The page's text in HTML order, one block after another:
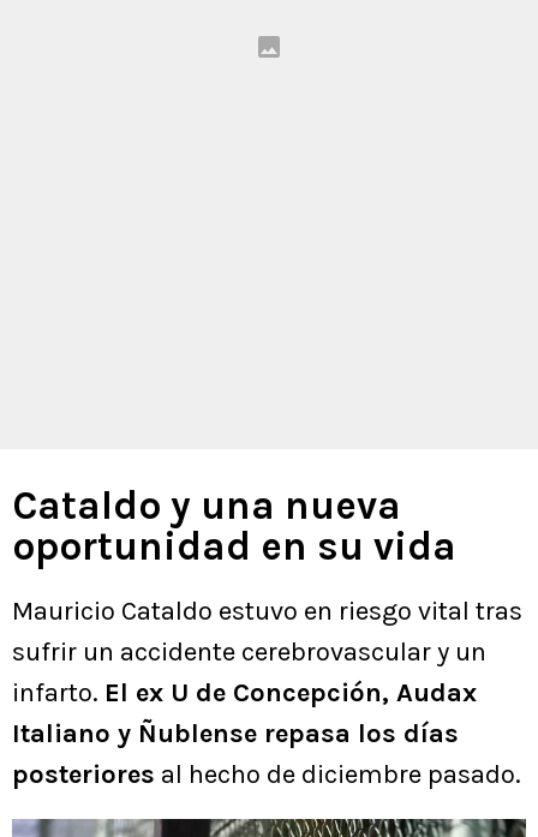
Cataldo y una nueva
oportunidad en su vida
Mauricio Cataldo estuvo en riesgo vital tras
sufrir un accidente cerebrovascular y un
infarto. El ex U de Concepción, Audax
Italiano y Ñublense repasa los días
posteriores al hecho de diciembre pasado.